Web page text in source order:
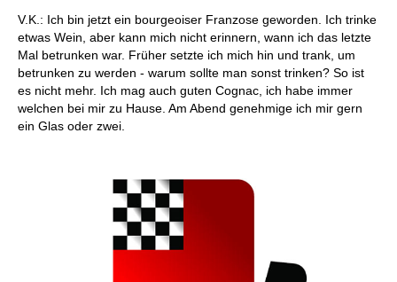
V.K.: Ich bin jetzt ein bourgeoiser Franzose geworden. Ich trinke
etwas Wein, aber kann mich nicht erinnern, wann ich das letzte
Mal betrunken war. Früher setzte ich mich hin und trank, um
betrunken zu werden - warum sollte man sonst trinken? So ist
es nicht mehr. Ich mag auch guten Cognac, ich habe immer
welchen bei mir zu Hause. Am Abend genehmige ich mir gern
ein Glas oder zwei.